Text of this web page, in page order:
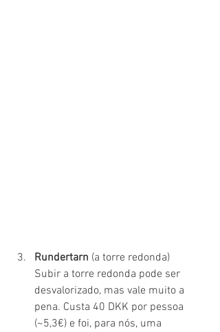
Rundertarn (a torre redonda)
Subir a torre redonda pode ser
desvalorizado, mas vale muito a
pena. Custa 40 DKK por pessoa
(~5,3€) e foi, para nós, uma